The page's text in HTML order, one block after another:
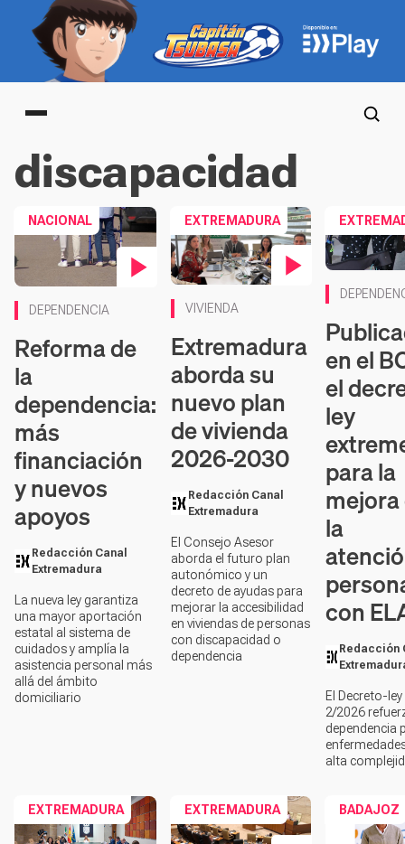
Main menu
discapacidad
NACIONAL
DEPENDENCIA
Reforma de
la
dependencia:
más
financiación
y nuevos
apoyos
Redacción Canal
Extremadura
La nueva ley garantiza
una mayor aportación
estatal al sistema de
cuidados y amplía la
asistencia personal más
allá del ámbito
domiciliario
EXTREMADURA
VIVIENDA
Extremadura
aborda su
nuevo plan
de vivienda
2026-2030
Redacción Canal
Extremadura
El Consejo Asesor
aborda el futuro plan
autonómico y un
decreto de ayudas para
mejorar la accesibilidad
en viviendas de personas
con discapacidad o
dependencia
en el
el
ley
para la
la
con
Redacción
El Decreto-ley
2/2026
dependencia
alta
EXTREMADURA EXTREMADURA BADAJOZ